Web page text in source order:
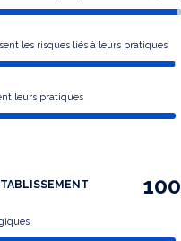
les risques liés à leurs pratiques
leurs pratiques
100